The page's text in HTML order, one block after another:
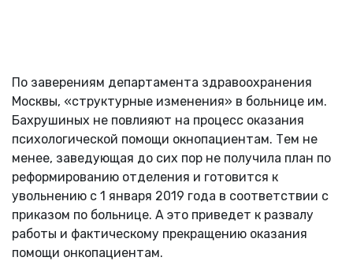
По заверениям департамента здравоохранения
Москвы, «структурные изменения» в больнице им.
Бахрушиных не повлияют на процесс оказания
психологической помощи окнопациентам. Тем не
менее, заведующая до сих пор не получила план по
реформированию отделения и готовится к
увольнению с 1 января 2019 года в соответствии с
приказом по больнице. А это приведет к развалу
работы и фактическому прекращению оказания
помощи онкопациентам.